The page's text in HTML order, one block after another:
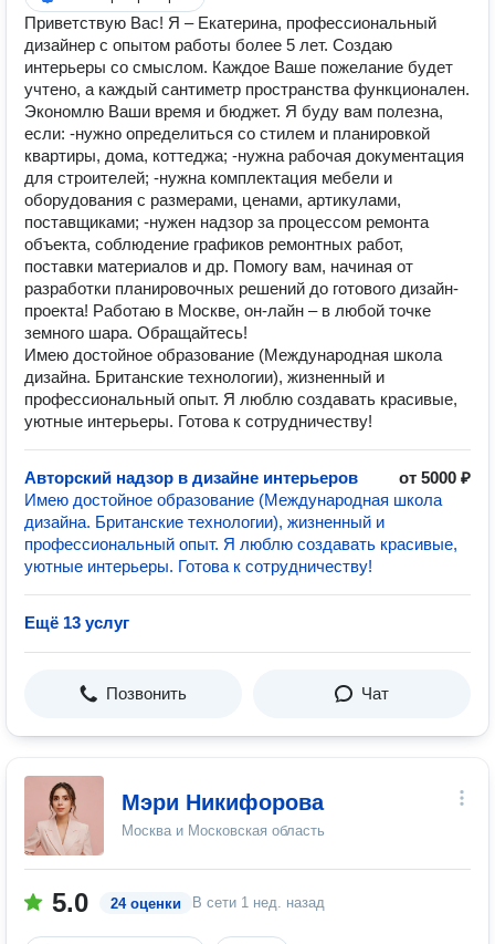
Приветствую Вас! Я – Екатерина, профессиональный
дизайнер с опытом работы более 5 лет. Создаю
интерьеры со смыслом. Каждое Ваше пожелание будет
учтено, а каждый сантиметр пространства функционален.
Экономлю Ваши время и бюджет. Я буду вам полезна,
если: -нужно определиться со стилем и планировкой
квартиры, дома, коттеджа; -нужна рабочая документация
для строителей; -нужна комплектация мебели и
оборудования с размерами, ценами, артикулами,
поставщиками; -нужен надзор за процессом ремонта
объекта, соблюдение графиков ремонтных работ,
поставки материалов и др. Помогу вам, начиная от
разработки планировочных решений до готового дизайн-
проекта! Работаю в Москве, он-лайн – в любой точке
земного шара. Обращайтесь!
Имею достойное образование (Международная школа
дизайна. Британские технологии), жизненный и
профессиональный опыт. Я люблю создавать красивые,
уютные интерьеры. Готова к сотрудничеству!
Авторский надзор в дизайне интерьеров
от 5000 ₽
Имею достойное образование (Международная школа
дизайна. Британские технологии), жизненный и
профессиональный опыт. Я люблю создавать красивые,
уютные интерьеры. Готова к сотрудничеству!
Ещё 13 услуг
Позвонить Чат
Мэри Никифорова
Москва и Московская область
5.0 24 оценки В сети 1 нед. назад